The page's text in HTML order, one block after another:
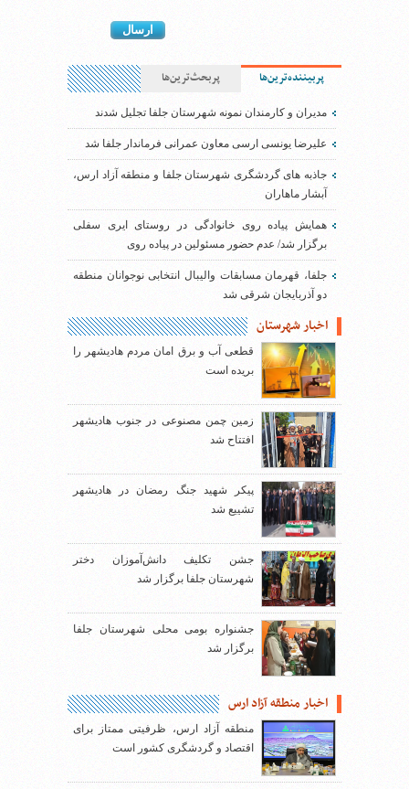
پربیننده‌ترین‌ها پربحث‌ترین‌ها
مدیران و کارمندان نمونه شهرستان جلفا تجلیل شدند
علیرضا یونسی ارسی معاون عمرانی فرماندار جلفا شد
جاذبه های گردشگری شهرستان جلفا و منطقه آزاد ارس،
آبشار ماهاران
همایش پیاده روی خانوادگی در روستای ایری سفلی
برگزار شد/ عدم حضور مسئولین در پیاده روی
جلفا، قهرمان مسابقات والیبال انتخابی نوجوانان منطقه
دو آذربایجان شرقی شد
اخبار شهرستان
قطعی آب و برق امان مردم هادیشهر را
بریده است
زمین چمن مصنوعی در جنوب هادیشهر
افتتاح شد
پیکر شهید جنگ رمضان در هادیشهر
تشییع شد
جشن تکلیف دانش‌آموزان دختر
شهرستان جلفا برگزار شد
جشنواره بومی محلی شهرستان جلفا
برگزار شد
اخبار منطقه آزاد ارس
منطقه آزاد ارس، ظرفیتی ممتاز برای
اقتصاد و گردشگری کشور است